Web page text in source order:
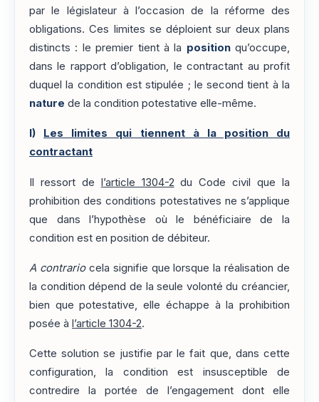
par le législateur à l’occasion de la réforme des
obligations. Ces limites se déploient sur deux plans
distincts : le premier tient à la positionqu’occupe,
dans le rapport d’obligation, le contractant au profit
duquel la condition est stipulée ; le second tient à la
nature de la condition potestative elle-même.
I)
Les limites qui tiennent à la position du
contractant
Il ressort de l’article 1304-2 du Code civil que la
prohibition des conditions potestatives ne s’applique
que dans l’hypothèse où le bénéficiaire de la
condition est en position de débiteur.
A contrariocela signifie que lorsque la réalisation de
la condition dépend de la seule volonté du créancier,
bien que potestative, elle échappe à la prohibition
posée à l’article 1304-2.
Cette solution se justifie par le fait que, dans cette
configuration, la condition est insusceptible de
contredire la portée de l’engagement dont elle